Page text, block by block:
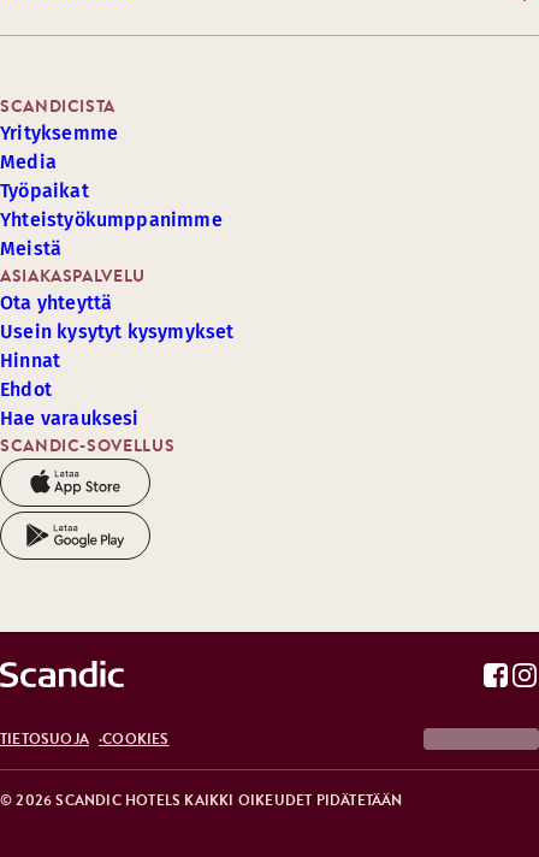
SCANDIC-SOVELLUS
ASIAKASPALVELU
Ota yhteyttä
Usein kysytyt kysymykset
Hinnat
Ehdot
Hae varauksesi
SCANDICISTA
Yrityksemme
Media
Työpaikat
Yhteistyökumppanimme
Meistä
© 2026 SCANDIC HOTELS KAIKKI OIKEUDET PIDÄTETÄÄN
TIETOSUOJA COOKIES